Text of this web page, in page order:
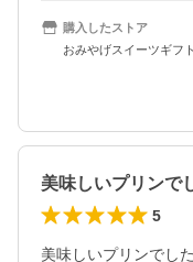
購入したストア
おみやげスイーツギフ
美味しいプリン
5
美味しいプリンでし